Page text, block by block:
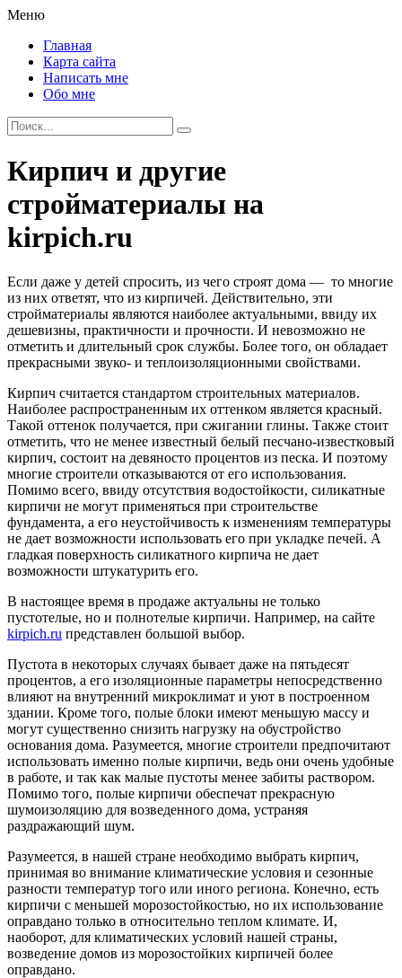
Меню
Главная
Карта сайта
Написать мне
Обо мне
Кирпич и другие
стройматериалы на
kirpich.ru
Если даже у детей спросить, из чего строят дома — то многие
из них ответят, что из кирпичей. Действительно, эти
стройматериалы являются наиболее актуальными, ввиду их
дешевизны, практичности и прочности. И невозможно не
отметить и длительный срок службы. Более того, он обладает
прекрасными звуко- и теплоизоляционными свойствами.
Кирпич считается стандартом строительных материалов.
Наиболее распространенным их оттенком является красный.
Такой оттенок получается, при сжигании глины. Также стоит
отметить, что не менее известный белый песчано-известковый
кирпич, состоит на девяносто процентов из песка. И поэтому
многие строители отказываются от его использования.
Помимо всего, ввиду отсутствия водостойкости, силикатные
кирпичи не могут применяться при строительстве
фундамента, а его неустойчивость к изменениям температуры
не дает возможности использовать его при укладке печей. А
гладкая поверхность силикатного кирпича не дает
возможности штукатурить его.
В настоящее время в продаже актуальны не только
пустотелые, но и полнотелые кирпичи. Например, на сайте
kirpich.ru представлен большой выбор.
Пустота в некоторых случаях бывает даже на пятьдесят
процентов, а его изоляционные параметры непосредственно
влияют на внутренний микроклимат и уют в построенном
здании. Кроме того, полые блоки имеют меньшую массу и
могут существенно снизить нагрузку на обустройство
основания дома. Разумеется, многие строители предпочитают
использовать именно полые кирпичи, ведь они очень удобные
в работе, и так как малые пустоты менее забиты раствором.
Помимо того, полые кирпичи обеспечат прекрасную
шумоизоляцию для возведенного дома, устраняя
раздражающий шум.
Разумеется, в нашей стране необходимо выбрать кирпич,
принимая во внимание климатические условия и сезонные
разности температур того или иного региона. Конечно, есть
кирпичи с меньшей морозостойкостью, но их использование
оправдано только в относительно теплом климате. И,
наоборот, для климатических условий нашей страны,
возведение домов из морозостойких кирпичей более
оправдано.